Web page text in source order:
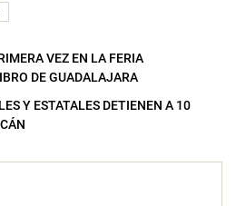
VEZ EN LA FERIA
DE GUADALAJARA
Y ESTATALES DETIENEN A 10